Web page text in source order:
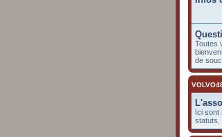
Toutes
de
Ici sont
statuts,